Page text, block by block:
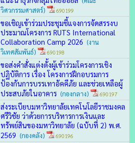
วิศวกรรมศาสตร์)
690199
ขอเชิญเข้าร่วมประชุมชี้แจงการจัดสรรงบ
ประมาณโครงการ RUTS International
Collaboration Camp 2026 (งาน
วิเทศสัมพันธ์)
690198
ขอส่งคำสั่งแต่งตั้งผู้เข้าร่วมโครงการเชิง
ปฏิบัติการ เรื่อง โครงการฝึกอบรมการ
ป้องกันการบรรเทาอัคคีภัย และช่วยเหลือผู้
ประสบภัยในอาคาร (กองกลาง) 690197
ส่งระเบียบมหาวิทยาลัยเทคโนโลยีราชมงคล
ศรีวิชัย ว่าด้วยการบริหารการเงินและ
ทรัพย์สินของมหาวิทยาลัย (ฉบับที่ 2) พ.ศ.
2569 (กองคลัง) 690196